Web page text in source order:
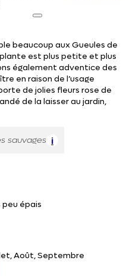
beaucoup aux Gueules de
est plus petite et plus
également adventice des
en raison de l’usage
de jolies fleurs rose de
de la laisser au jardin,
sauvages i
épais
Août, Septembre